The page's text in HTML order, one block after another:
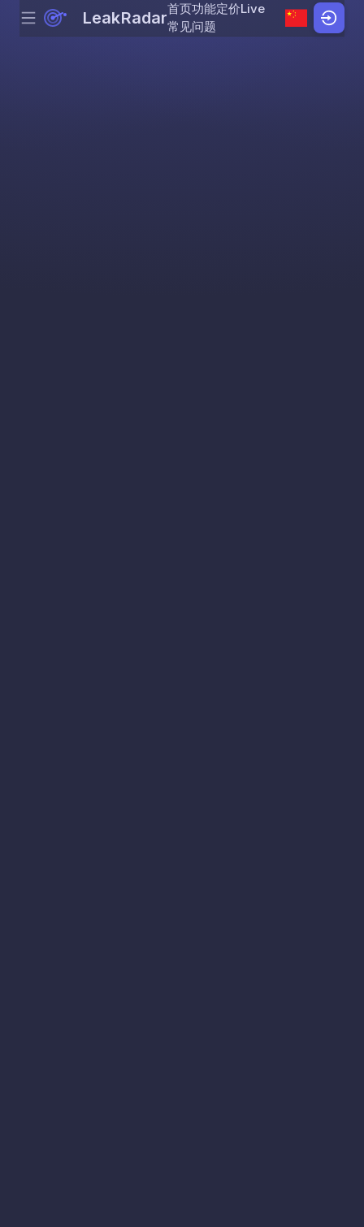
Skip to content
Menu LeakRadar首页功能定价Live
常见问题